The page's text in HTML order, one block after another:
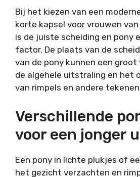
Bij het kiezen van een
korte kapsel voor vrouwen
is de juiste scheiding en pony
factor. De plaats van de
van de pony kunnen een groot
de algehele uitstraling en het
van rimpels en andere
Verschillende
voor een jonger
Een pony in lichte plukjes of
het gezicht verzachten en